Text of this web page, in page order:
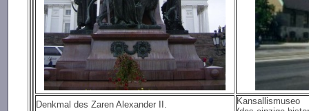
Denkmal des Zaren Alexander II. Kansallismuseo